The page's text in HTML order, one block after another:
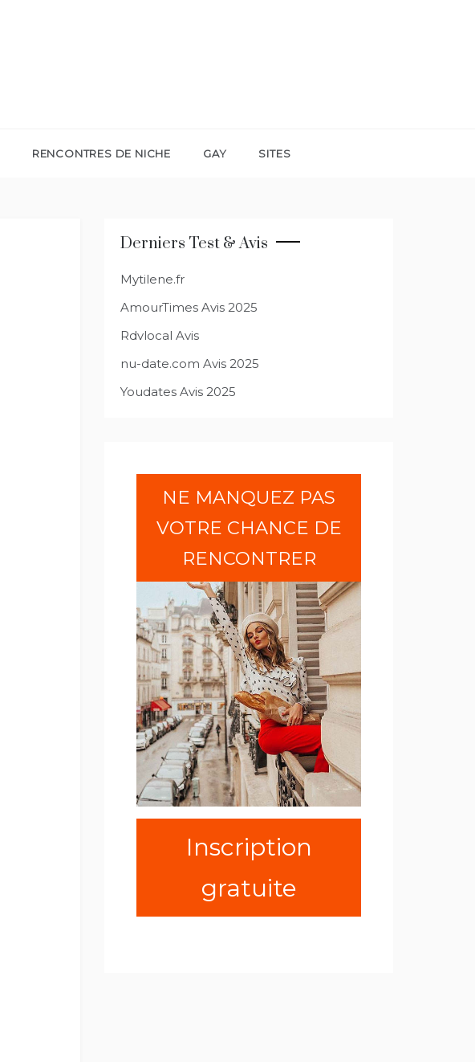
RENCONTRES DE NICHE GAY SITES
Derniers Test & Avis
Mytilene.fr
AmourTimes Avis 2025
Rdvlocal Avis
nu-date.com Avis 2025
Youdates Avis 2025
NE MANQUEZ PAS
VOTRE CHANCE DE
RENCONTRER
Inscription
gratuite